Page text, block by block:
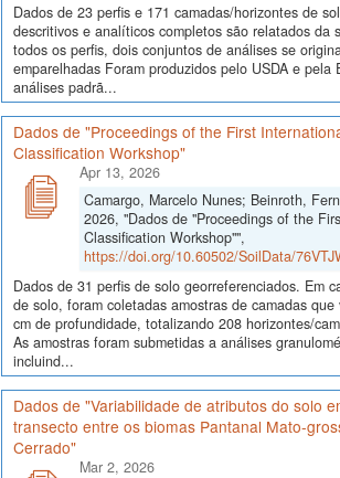
Dados de 23 perfis e 171 camadas/horizontes de
descritivos e analíticos completos são relatados da
todos os perfis, dois conjuntos de análises se
emparelhadas Foram produzidos pelo USDA e pela
análises padrã...
Dados de "Proceedings of the First
Classification Workshop"
Apr 13, 2026
Camargo, Marcelo Nunes; Beinroth,
2026, "Dados de "Proceedings of the
Classification Workshop"",
https://doi.org/10.60502/SoilData/
Dados de 31 perfis de solo georreferenciados. Em
de solo, foram coletadas amostras de camadas
cm de profundidade, totalizando 208 horizontes/
As amostras foram submetidas a análises
incluind...
Dados de "Variabilidade de atributos do solo
transecto entre os biomas Pantanal Mato-
Cerrado"
Mar 2, 2026